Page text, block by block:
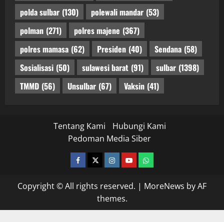
polda sulbar (130) polewali mandar (53)
polman (271) polres majene (367)
polres mamasa (62) Presiden (40) Sendana (58)
Sosialisasi (50) sulawesi barat (91) sulbar (1398)
TMMD (56) Unsulbar (67) Vaksin (41)
Tentang Kami
Hubungi Kami
Pedoman Media Siber
facebooktwitterinstagram.com
youtubewhatsapp
Copyright © All rights reserved. | MoreNews by AF
themes.